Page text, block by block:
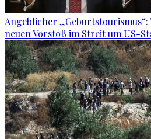
Angeblicher
neuen Vorstoß im Streit um US-